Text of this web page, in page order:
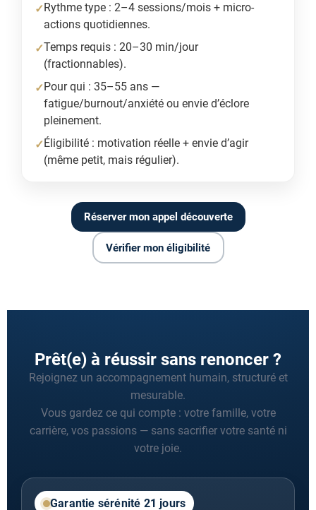
Rythme type : 2–4 sessions/mois + micro-
actions quotidiennes.
Temps requis : 20–30 min/jour
(fractionnables).
Pour qui : 35–55 ans —
fatigue/burnout/anxiété ou envie d’éclore
pleinement.
Éligibilité : motivation réelle + envie d’agir
(même petit, mais régulier).
Réserver mon appel découverte
Vérifier mon éligibilité
Prêt(e) à réussir sans renoncer ?
Rejoignez un accompagnement humain, structuré et
mesurable.
Vous gardez ce qui compte : votre famille, votre
carrière, vos passions — sans sacrifier votre santé ni
votre joie.
Garantie sérénité 21 jours